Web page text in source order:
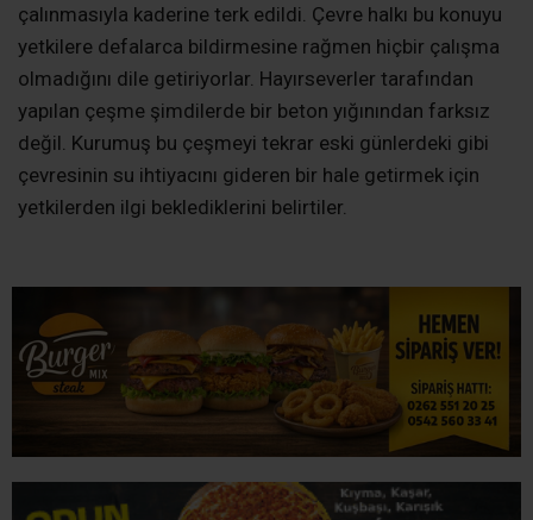
çalınmasıyla kaderine terk edildi. Çevre halkı bu konuyu
yetkilere defalarca bildirmesine rağmen hiçbir çalışma
olmadığını dile getiriyorlar. Hayırseverler tarafından
yapılan çeşme şimdilerde bir beton yığınından farksız
değil. Kurumuş bu çeşmeyi tekrar eski günlerdeki gibi
çevresinin su ihtiyacını gideren bir hale getirmek için
yetkilerden ilgi beklediklerini belirtiler.